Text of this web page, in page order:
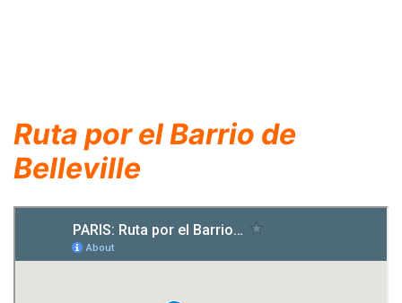
Ruta por el Barrio de
Belleville